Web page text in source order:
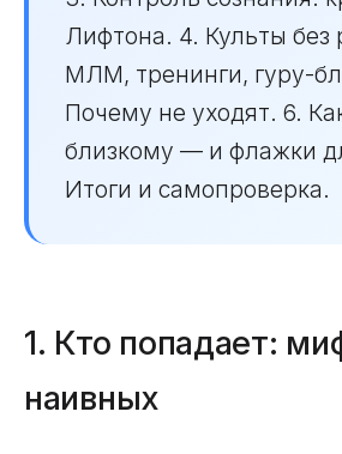
Лифтона. 4. Культы без
МЛМ, тренинги, гуру-
Почему не уходят. 6.
близкому — и флажки
Итоги и самопроверка.
1. Кто попадает:
наивных